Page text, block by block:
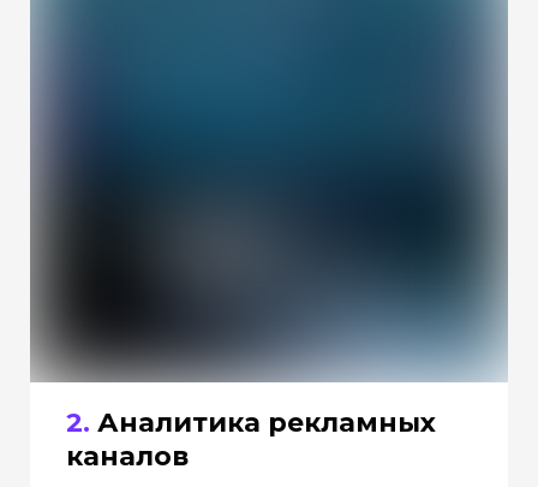
2. Аналитика рекламных
каналов